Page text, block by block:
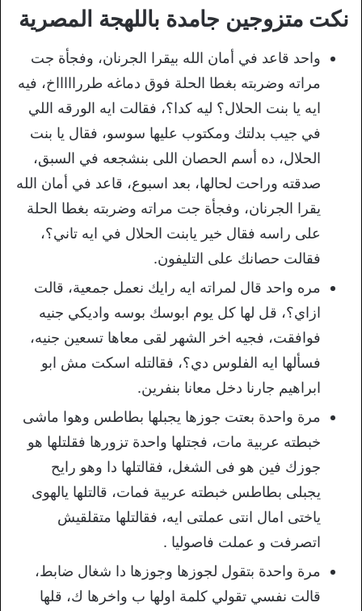
نكت متزوجين جامدة باللهجة المصرية
واحد قاعد في أمان الله بيقرا الجرنان، وفجأة جت
مراته وضربته بغطا الحلة فوق دماغه طرراااااخ، فيه
ايه يا بنت الحلال؟ ليه كدا؟، فقالت ايه الورقه اللي
في جيب بدلتك ومكتوب عليها سوسو، فقال يا بنت
الحلال، ده أسم الحصان اللى بنشجعه في السبق،
صدقته وراحت لحالها، بعد اسبوع، قاعد في أمان الله
يقرا الجرنان، وفجأة جت مراته وضربته بغطا الحلة
على راسه فقال خير يابنت الحلال في ايه تاني؟،
فقالت حصانك على التليفون.
مره واحد قال لمراته ايه رايك نعمل جمعية، قالت
ازاي؟، قل لها كل يوم ابوسك بوسه واديكي جنيه
فوافقت، فجيه اخر الشهر لقى معاها تسعين جنيه،
فسألها ايه الفلوس دي؟، فقالتله اسكت مش ابو
ابراهيم جارنا دخل معانا بنفرين.
مرة واحدة بعتت جوزها يجبلها بطاطس وهوا ماشى
خبطته عربية مات، فجتلها واحدة تزورها فقلتلها هو
جوزك فين هو فى الشغل، فقالتلها دا وهو رايح
يجبلى بطاطس خبطته عربية فمات، قالتلها يالهوى
ياختى امال انتى عملتى ايه، فقالتلها متقلقيش
اتصرفت و عملت فاصوليا .
مرة واحدة بتقول لجوزها وجوزها دا شغال ضابط،
قالت نفسي تقولي كلمة اولها ب واخرها ك، قلها